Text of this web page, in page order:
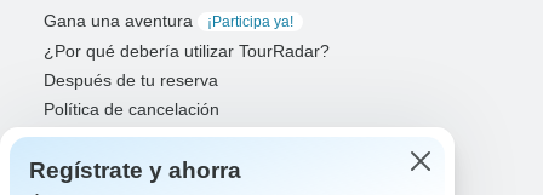
Gana una aventura
¡Participa ya!
¿Por qué debería utilizar TourRadar?
Después de tu reserva
Política de cancelación
Comunidad
Plataforma de aventuras organizadas
Regístrate y ahorra